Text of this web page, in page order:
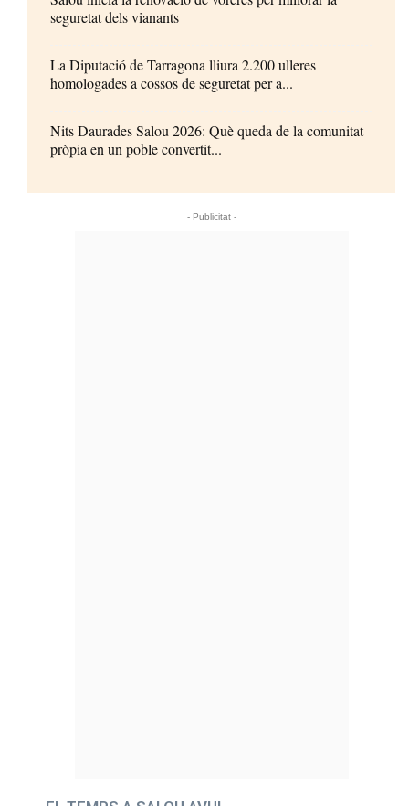
seguretat dels vianants
La Diputació de Tarragona lliura 2.200 ulleres
homologades a cossos de seguretat per a...
Nits Daurades Salou 2026: Què queda de la comunitat
pròpia en un poble convertit...
- Publicitat -